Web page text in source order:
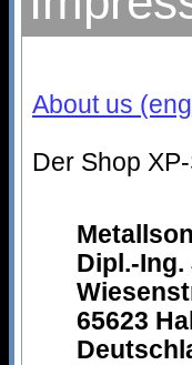
About us
Der Shop
Dipl.-
65623